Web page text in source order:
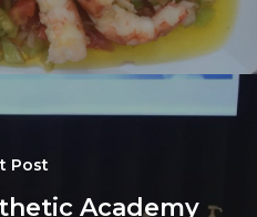
Post
Academy